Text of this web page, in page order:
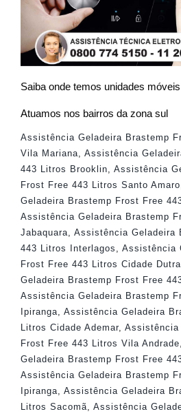
Saiba onde temos unidades
Atuamos nos bairros da zona sul
Assistência Geladeira Brastemp
Vila Mariana
Assistência
443 Litros Brooklin
Assistência
Frost Free 443 Litros Santo Amaro
Geladeira Brastemp Frost Free
Assistência Geladeira Brastemp
Jabaquara
Assistência Geladeira
443 Litros Interlagos
Assistência
Frost Free 443 Litros Cidade Dutra
Geladeira Brastemp Frost Free
Assistência Geladeira Brastemp
Ipiranga
Assistência Geladeira
Litros Cidade Ademar, Assistência
Frost Free 443 Litros Vila Andrade
Geladeira Brastemp Frost Free
Assistência Geladeira Brastemp
Ipiranga
Assistência Geladeira
Litros Sacomã
Assistência